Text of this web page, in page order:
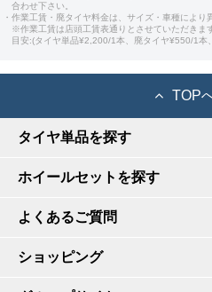
合わせ下さい。
・作業工賃・廃タイヤ料金は、サイズ・車種により
※作業工賃は店頭工賃表通りとさせていただきま
目安:(タイヤ単品¥2,200/1本、廃タイヤ¥550/1本
TOP
タイヤ単品を探す
ホイールセットを探す
よくあるご質問
ショッピング